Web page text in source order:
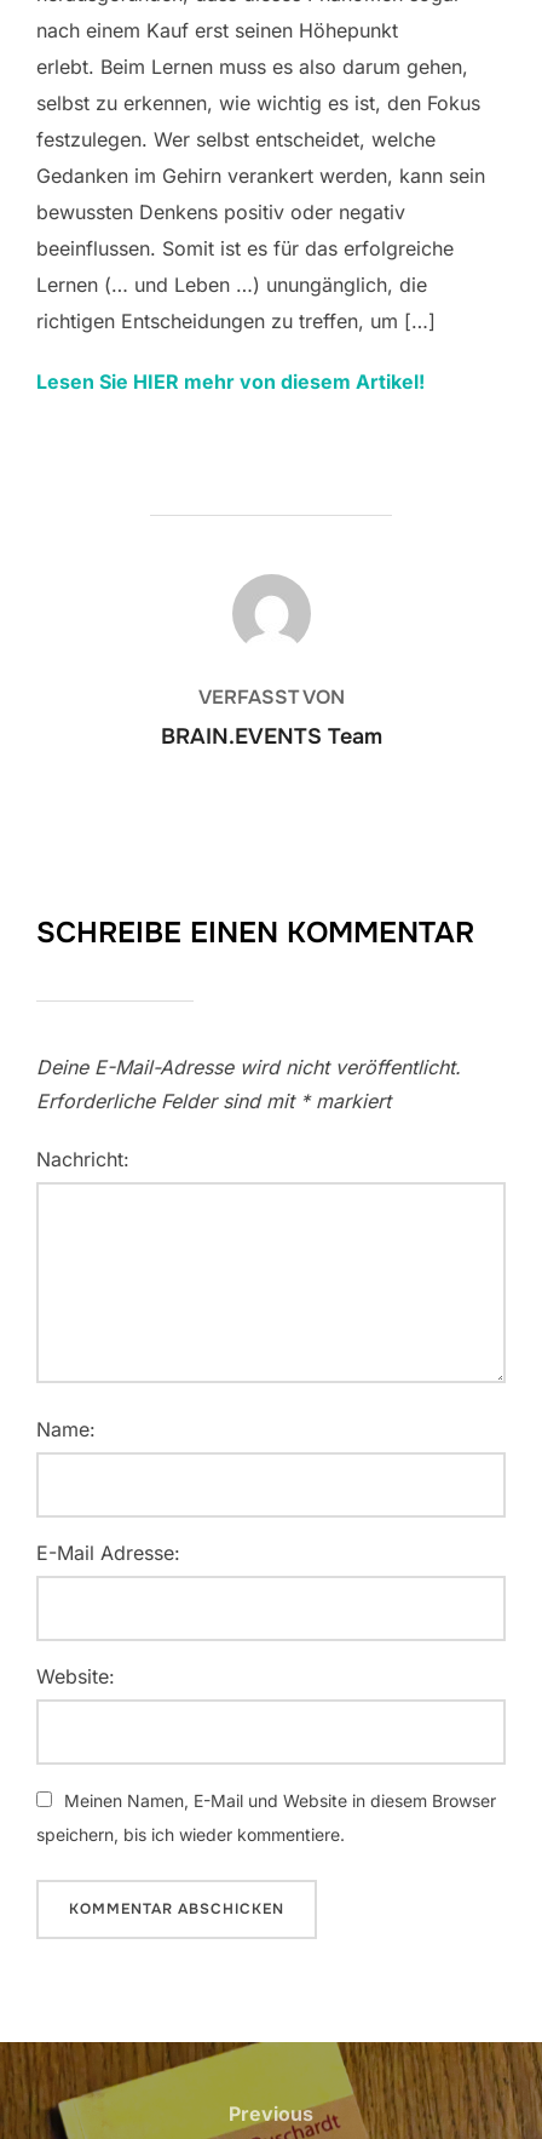
nach einem Kauf erst seinen Höhepunkt
erlebt. Beim Lernen muss es also darum gehen,
selbst zu erkennen, wie wichtig es ist, den Fokus
festzulegen. Wer selbst entscheidet, welche
Gedanken im Gehirn verankert werden, kann sein
bewussten Denkens positiv oder negativ
beeinflussen. Somit ist es für das erfolgreiche
Lernen (… und Leben …) unungänglich, die
richtigen Entscheidungen zu treffen, um […]
Lesen Sie HIER mehr von diesem Artikel!
BEITRAGSAUTOR
VERFASST VON
BRAIN.EVENTS Team
SCHREIBE EINEN KOMMENTAR
Deine E-Mail-Adresse wird nicht veröffentlicht.
Erforderliche Felder sind mit *markiert
Nachricht:
Name:
E-Mail Adresse:
Website:
Meinen Namen, E-Mail und Website in diesem Browser
speichern, bis ich wieder kommentiere.
Beitrags-
Navigation
Previous
Previous